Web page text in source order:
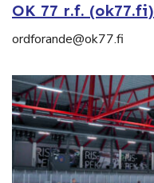
OK 77 r.f. (ok77.fi)
ordforande@ok77.fi